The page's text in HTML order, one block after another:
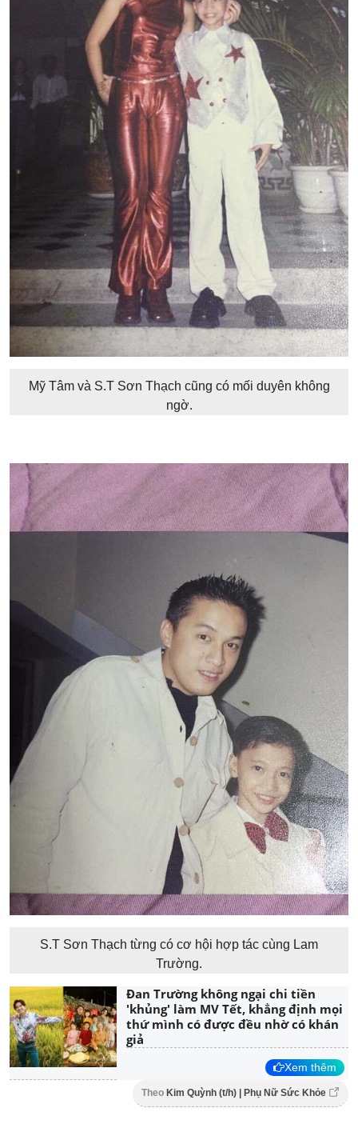
Mỹ Tâm và S.T Sơn Thạch cũng có mối duyên không
ngờ.
S.T Sơn Thạch từng có cơ hội hợp tác cùng Lam
Trường.
Đan Trường không ngại chi tiền
'khủng' làm MV Tết, khẳng định mọi
thứ mình có được đều nhờ có khán
giả
Xem thêm
Theo Kim Quỳnh (t/h) | Phụ Nữ Sức Khỏe